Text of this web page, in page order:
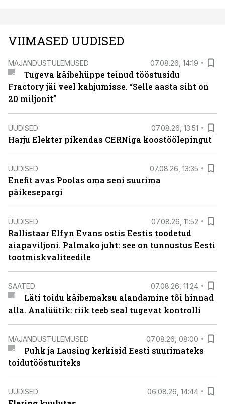
VIIMASED UUDISED
MAJANDUSTULEMUSED 07.08.26, 14:19
Tugeva käibehüppe teinud tööstusidu
Fractory jäi veel kahjumisse. “Selle aasta siht on
20 miljonit”
UUDISED 07.08.26, 13:51
Harju Elekter pikendas CERNiga koostöölepingut
UUDISED 07.08.26, 13:35
Enefit avas Poolas oma seni suurima
päikesepargi
UUDISED 07.08.26, 11:52
Rallistaar Elfyn Evans ostis Eestis toodetud
aiapaviljoni. Palmako juht: see on tunnustus Eesti
tootmiskvaliteedile
SAATED 07.08.26, 11:24
Läti toidu käibemaksu alandamine tõi hinnad
alla. Analüütik: riik teeb seal tugevat kontrolli
MAJANDUSTULEMUSED 07.08.26, 08:00
Puhk ja Lausing kerkisid Eesti suurimateks
toidutöösturiteks
UUDISED 06.08.26, 14:44